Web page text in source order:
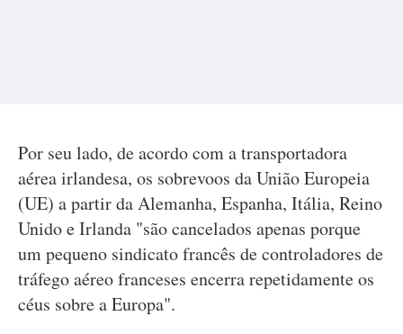
Por seu lado, de acordo com a transportadora
aérea irlandesa, os sobrevoos da União Europeia
(UE) a partir da Alemanha, Espanha, Itália, Reino
Unido e Irlanda "são cancelados apenas porque
um pequeno sindicato francês de controladores de
tráfego aéreo franceses encerra repetidamente os
céus sobre a Europa".